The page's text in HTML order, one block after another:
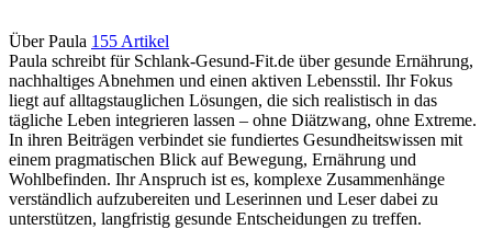
Über Paula 155 Artikel
Paula schreibt für Schlank-Gesund-Fit.de über gesunde Ernährung,
nachhaltiges Abnehmen und einen aktiven Lebensstil. Ihr Fokus
liegt auf alltagstauglichen Lösungen, die sich realistisch in das
tägliche Leben integrieren lassen – ohne Diätzwang, ohne Extreme.
In ihren Beiträgen verbindet sie fundiertes Gesundheitswissen mit
einem pragmatischen Blick auf Bewegung, Ernährung und
Wohlbefinden. Ihr Anspruch ist es, komplexe Zusammenhänge
verständlich aufzubereiten und Leserinnen und Leser dabei zu
unterstützen, langfristig gesunde Entscheidungen zu treffen.